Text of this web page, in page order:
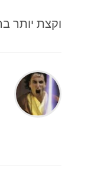
וקצת יותר